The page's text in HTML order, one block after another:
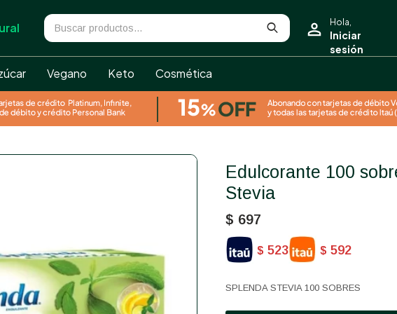
Vegano Keto Cosmética
Edulcorante 100 sobres Splenda
Stevia
$ 697
$ 523 $ 592
SPLENDA STEVIA 100 SOBRES